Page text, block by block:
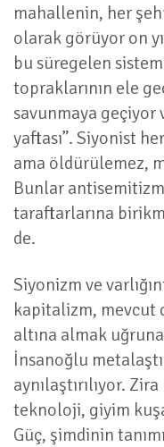
mahallenin, her
olarak görüyor on
bu süregelen
topraklarının ele
savunmaya geçiyor
yaftası”. Siyonist
ama öldürülemez,
Bunlar
taraftarlarına
de.
Siyonizm ve
kapitalizm, mevcut
altına almak uğruna
İnsanoğlu
aynılaştırılıyor.
teknoloji, giyim
Güç, şimdinin